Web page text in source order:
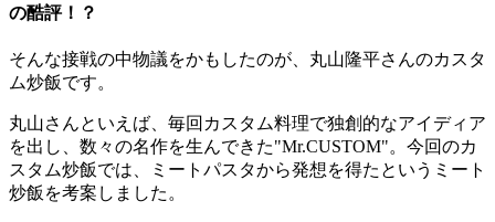
の酷評！？
そんな接戦の中物議をかもしたのが、丸山隆平さんのカスタ
ム炒飯です。
丸山さんといえば、毎回カスタム料理で独創的なアイディア
を出し、数々の名作を生んできた"Mr.CUSTOM"。今回のカ
スタム炒飯では、ミートパスタから発想を得たというミート
炒飯を考案しました。